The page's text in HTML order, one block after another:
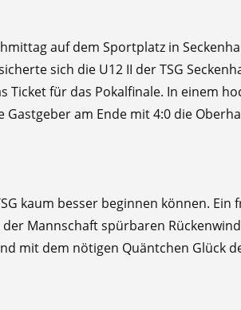
auf dem Sportplatz in
sich die U12 II der TSG
Ticket für das Pokalfinale. In einem
am Ende mit 4:0 die
kaum besser beginnen können.
Mannschaft spürbaren
mit dem nötigen Quäntchen Glück